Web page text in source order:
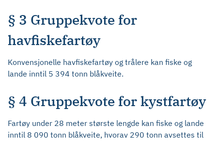
§ 3 Gruppekvote for
havfiskefartøy
Konvensjonelle havfiskefartøy og trålere kan fiske og
lande inntil 5 394 tonn blåkveite.
§ 4 Gruppekvote for kystfartøy
Fartøy under 28 meter største lengde kan fiske og lande
inntil 8 090 tonn blåkveite, hvorav 290 tonn avsettes til